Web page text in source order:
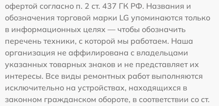
офертой согласно п. 2 ст. 437 ГК РФ. Названия и
обозначения торговой марки LG упоминаются только
в информационных целях — чтобы обозначить
перечень техники, с которой мы работаем. Наша
организация не аффилирована с владельцами
указанных товарных знаков и не представляет их
интересы. Все виды ремонтных работ выполняются
исключительно на устройствах, находящихся в
законном гражданском обороте, в соответствии со ст.